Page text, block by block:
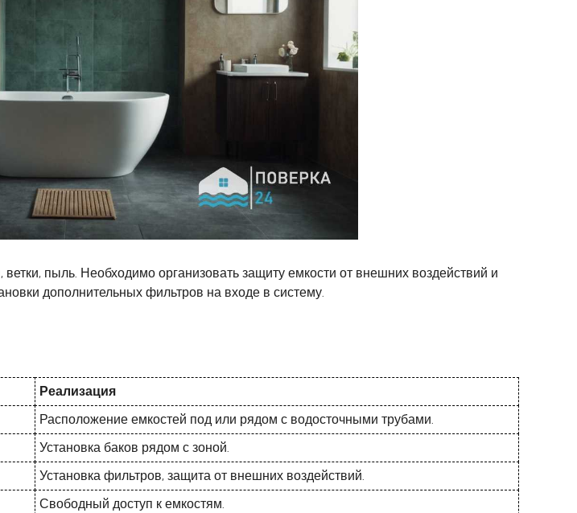
пыль. Необходимо организовать защиту емкости от внешних воздействий и
дополнительных фильтров на входе в систему.
Реализация
Расположение емкостей под или рядом с водосточными трубами.
Установка баков рядом с зоной.
Установка фильтров, защита от внешних воздействий.
Свободный доступ к емкостям.